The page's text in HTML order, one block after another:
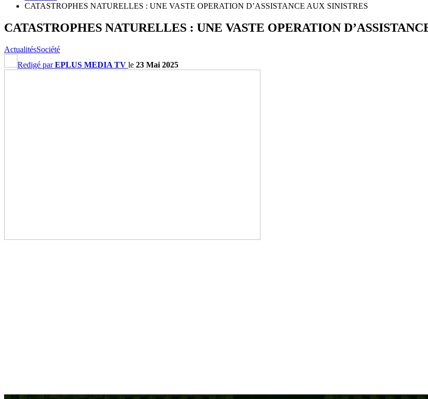
CATASTROPHES NATURELLES : UNE VASTE OPERATION D’ASSISTANCE AUX SINISTRES
CATASTROPHES NATURELLES : UNE VASTE OPERATION
ActualitésSociété
Redigé parEPLUS MEDIA TV le 23 Mai 2025